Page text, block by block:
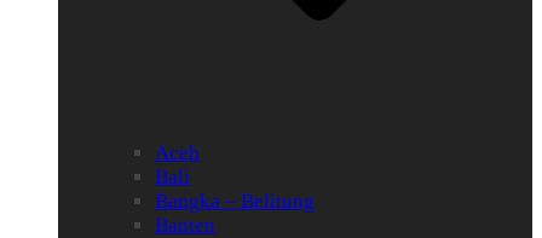
Aceh
Bali
Bangka – Belitung
Banten